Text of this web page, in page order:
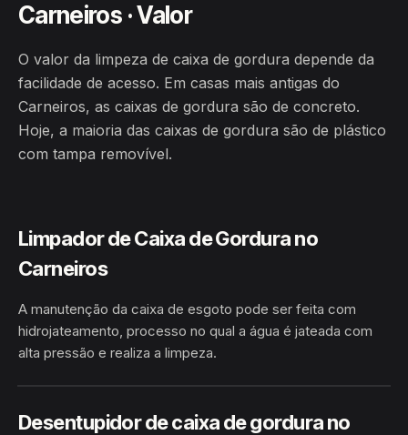
Carneiros · Valor
O valor da limpeza de caixa de gordura depende da
facilidade de acesso. Em casas mais antigas do
Carneiros, as caixas de gordura são de concreto.
Hoje, a maioria das caixas de gordura são de plástico
com tampa removível.
Limpador de Caixa de Gordura no
Carneiros
A manutenção da caixa de esgoto pode ser feita com
hidrojateamento, processo no qual a água é jateada com
alta pressão e realiza a limpeza.
HIDROJATEAMENTO CARNEIROS · CARNEIROS/AL
Desentupidor de caixa de gordura no